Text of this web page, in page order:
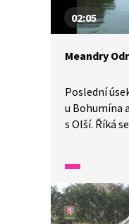
na příběhy
i lidí, kteří
na otázku,
na
02:05
Meandry
Poslední
u Bohumína
s Olší. Říká
Nachází se
a velmi
přírodní
za